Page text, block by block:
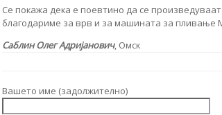
Се покажа дека е поевтино да се
благодариме за врв и за машината за пливање
Саблин Олег Адријанович, Омск
Вашето име (задолжително)